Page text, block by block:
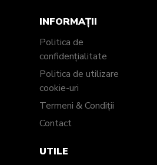
INFORMAȚII
Politica de
confidențialitate
Politica de utilizare
cookie-uri
Termeni & Condiții
Contact
UTILE